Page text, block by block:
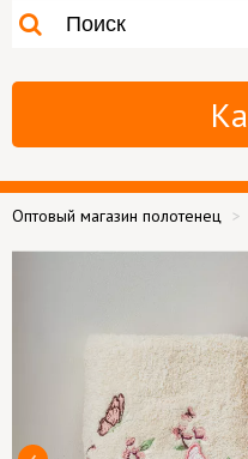
Оптовый магазин полотенец